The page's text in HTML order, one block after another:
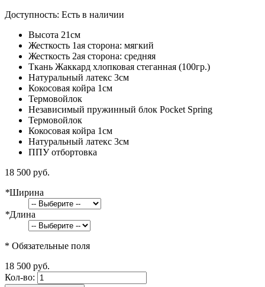
Доступность: Есть в наличии
Высота 21см
Жесткость 1ая сторона: мягкий
Жесткость 2ая сторона: средняя
Ткань Жаккард хлопковая стеганная (100гр.)
Натуральный латекс 3см
Кокосовая койра 1см
Термовойлок
Независимый пружинный блок Pocket Spring
Термовойлок
Кокосовая койра 1см
Натуральный латекс 3см
ППУ отбортовка
18 500 руб.
*Ширина
*Длина
* Обязательные поля
18 500 руб.
Кол-во: